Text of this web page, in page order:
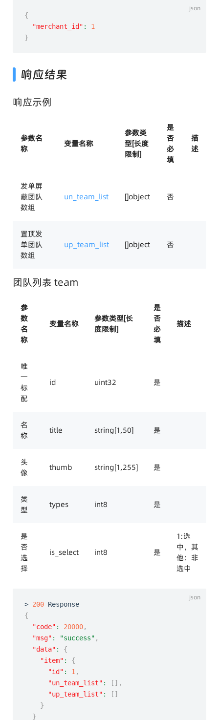
{
"merchant_id" :
1
}
响应结果
响应示例
参数名
称
变量名称
参数类
型[长度
限制]
是
否
必
填
描
述
发单屏
蔽团队
数组
un_team_list []object 否
置顶发
单团队
数组
up_team_list []object 否
团队列表 team
参
数
名
称
变量名称
参数类型[长
度限制]
是
否
必
填
描述
唯
一
标
配
id uint32 是
名
称
title string[1,50] 是
头
像
thumb string[1,255] 是
类
型
types int8 是
是
否
选
择
is_select int8 是
1:选
中，其
他：非
选中
> 200
Response
{
"code" : 20000,
"msg" : "success" ,
"data" :
{
"item" :
{
"id" : 1 ,
"un_team_list" : [ ] ,
"up_team_list" : [ ]
}
}